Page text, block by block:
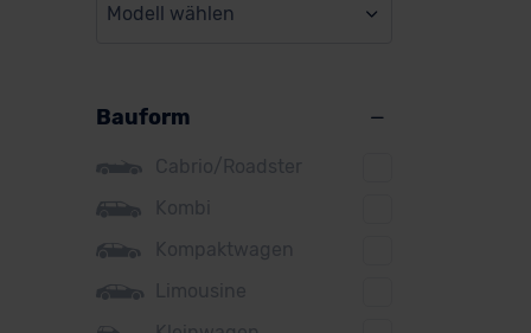
BMW
Citroen
Cupra
DS
Dacia
Fiat
Modell wählen
Bauform
Cabrio/Roadster
Kombi
Kompaktwagen
Limousine